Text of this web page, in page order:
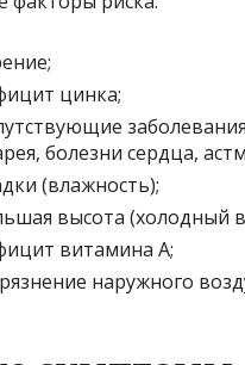
цинка;
болезни сердца,
(влажность);
высота (холодный
витамина А;
наружного